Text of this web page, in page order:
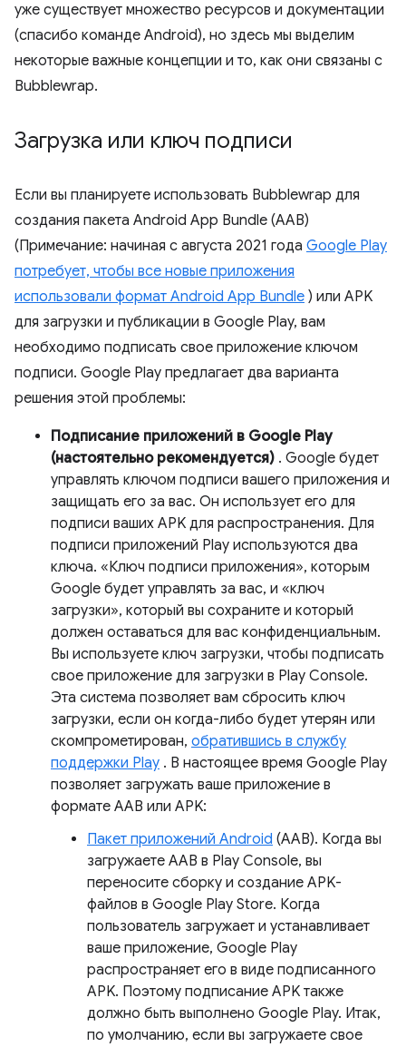
уже существует множество ресурсов и документации
(спасибо команде Android), но здесь мы выделим
некоторые важные концепции и то, как они связаны с
Bubblewrap.
Загрузка или ключ подписи
Если вы планируете использовать Bubblewrap для
создания пакета Android App Bundle (AAB)
(Примечание: начиная с августа 2021 года Google Play
потребует, чтобы все новые приложения
использовали формат Android App Bundle ) или APK
для загрузки и публикации в Google Play, вам
необходимо подписать свое приложение ключом
подписи. Google Play предлагает два варианта
решения этой проблемы:
Подписание приложений в Google Play
(настоятельно рекомендуется) . Google будет
управлять ключом подписи вашего приложения и
защищать его за вас. Он использует его для
подписи ваших APK для распространения. Для
подписи приложений Play используются два
ключа. «Ключ подписи приложения», которым
Google будет управлять за вас, и «ключ
загрузки», который вы сохраните и который
должен оставаться для вас конфиденциальным.
Вы используете ключ загрузки, чтобы подписать
свое приложение для загрузки в Play Console.
Эта система позволяет вам сбросить ключ
загрузки, если он когда-либо будет утерян или
скомпрометирован, обратившись в службу
поддержки Play . В настоящее время Google Play
позволяет загружать ваше приложение в
формате AAB или APK:
Пакет приложений Android (AAB). Когда вы
загружаете AAB в Play Console, вы
переносите сборку и создание APK-
файлов в Google Play Store. Когда
пользователь загружает и устанавливает
ваше приложение, Google Play
распространяет его в виде подписанного
APK. Поэтому подписание APK также
должно быть выполнено Google Play. Итак,
по умолчанию, если вы загружаете свое